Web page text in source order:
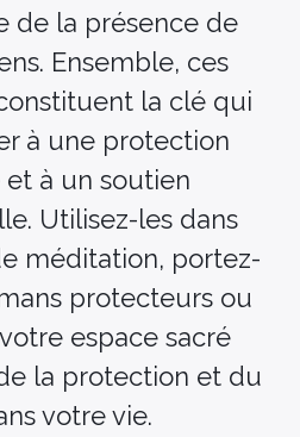
de la présence de
Ensemble, ces
la clé qui
à une protection
à un soutien
Utilisez-les dans
méditation, portez-
protecteurs ou
espace sacré
la protection et du
votre vie.